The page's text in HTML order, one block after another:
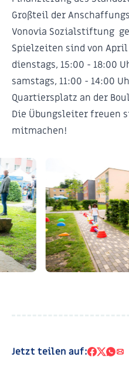
Großteil der
Vonovia Sozialstiftung
Spielzeiten sind von
dienstags, 15:00 - 18:00
samstags, 11:00 - 14:00
Quartiersplatz an der
Die Übungsleiter freuen
mitmachen!
Jetzt teilen auf: